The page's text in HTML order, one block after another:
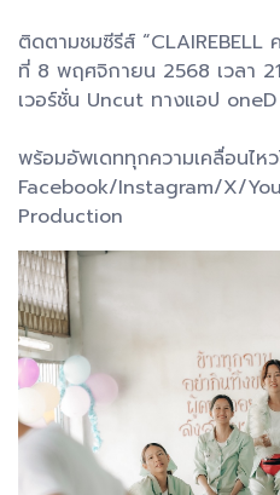
ติดตามชมซีรีส์ “CLAIREBELL
ที่ 8 พฤศจิกายน 2568 เวลา
เวอร์ชั่น Uncut ทางแอป
พร้อมอัพเดททุกความเคลื่อนไห
Facebook/Instagram/X/
Production